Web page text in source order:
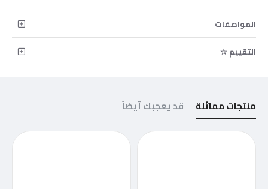
المواصفات
التقييم ☆
منتجات مماثلة قد يعجبك أيضاً